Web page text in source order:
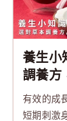
養生小
調養方
要！
有效的成
短期刺激